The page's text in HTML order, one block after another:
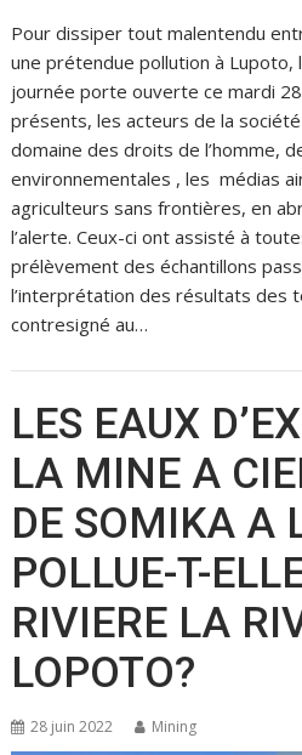
Pour dissiper tout malentendu
une prétendue pollution à Lupoto,
journée porte ouverte ce mardi
présents, les acteurs de la
domaine des droits de l’homme,
environnementales , les médias
agriculteurs sans frontières, en
l’alerte. Ceux-ci ont assisté à
prélèvement des échantillons
l’interprétation des résultats des
contresigné au…
LES EAUX
LA MINE A
DE SOMIKA A
POLLUE-T-
RIVIERE LA
LOPOTO?
28 juin 2022 Mining